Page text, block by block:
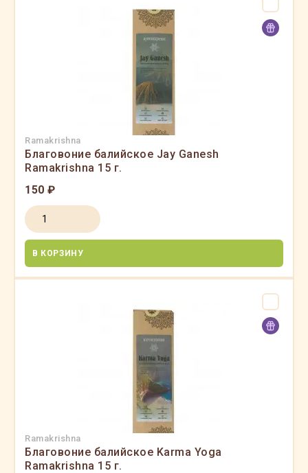
Ramakrishna
Благовоние балийское Jay Ganesh
Ramakrishna 15 г.
150 ₽
В КОРЗИНУ
Ramakrishna
Благовоние балийское Karma Yoga
Ramakrishna 15 г.